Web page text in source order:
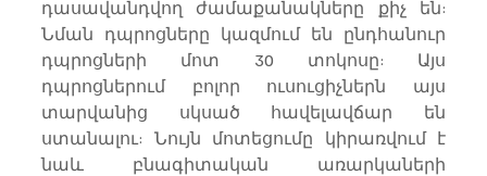
դասավանդվող ժամաքանակները քիչ են:
Նման դպրոցները կազմում են ընդհանուր
դպրոցների մոտ 30 տոկոսը: Այս
դպրոցներում բոլոր ուսուցիչներն այս
տարվանից սկսած հավելավճար են
ստանալու: Նույն մոտեցումը կիրառվում է
նաև բնագիտական առարկաների